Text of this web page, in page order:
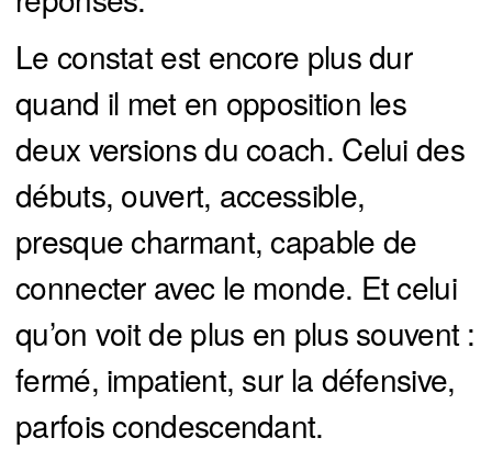
Le constat est encore plus dur
quand il met en opposition les
deux versions du coach. Celui des
débuts, ouvert, accessible,
presque charmant, capable de
connecter avec le monde. Et celui
qu’on voit de plus en plus souvent :
fermé, impatient, sur la défensive,
parfois condescendant.